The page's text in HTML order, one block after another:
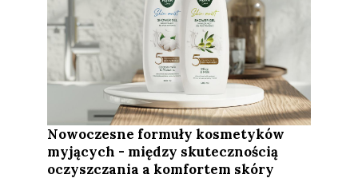
Nowoczesne formuły kosmetyków
myjących - między skutecznością
oczyszczania a komfortem skóry